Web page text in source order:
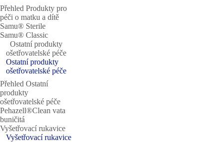
Přehled Produkty pro
péči o matku a dítě
Samu® Sterile
Samu® Classic
Ostatní produkty
ošetřovatelské péče
Ostatní produkty
ošetřovatelské péče
Přehled Ostatní
produkty
ošetřovatelské péče
Pehazell®Clean vata
buničitá
Vyšetřovací rukavice
Vyšetřovací rukavice